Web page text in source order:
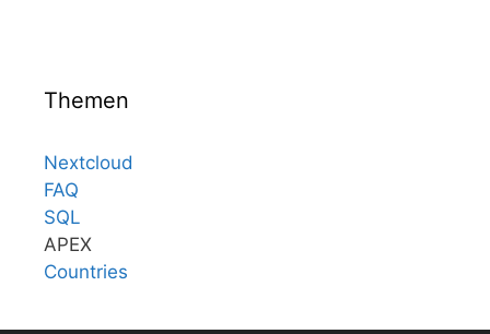
Themen
Nextcloud
FAQ
SQL
APEX
Countries